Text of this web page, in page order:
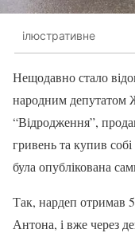
ілюстративне
Нещодавно стало
народним депутатом
“Відродження”,
гривень та купив
була опублікована
Так, нардеп отримав
Антона, і вже через